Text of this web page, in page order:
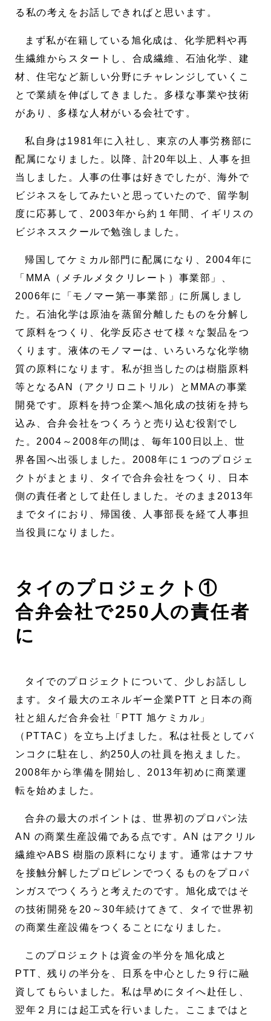
る私の考えをお話しできればと思います。
まず私が在籍している旭化成は、化学肥料や再
生繊維からスタートし、合成繊維、石油化学、建
材、住宅など新しい分野にチャレンジしていくこ
とで業績を伸ばしてきました。多様な事業や技術
があり、多様な人材がいる会社です。
私自身は1981年に入社し、東京の人事労務部に
配属になりました。以降、計20年以上、人事を担
当しました。人事の仕事は好きでしたが、海外で
ビジネスをしてみたいと思っていたので、留学制
度に応募して、2003年から約１年間、イギリスの
ビジネススクールで勉強しました。
帰国してケミカル部門に配属になり、2004年に
「MMA（メチルメタクリレート）事業部」、
2006年に「モノマー第一事業部」に所属しまし
た。石油化学は原油を蒸留分離したものを分解し
て原料をつくり、化学反応させて様々な製品をつ
くります。液体のモノマーは、いろいろな化学物
質の原料になります。私が担当したのは樹脂原料
等となるAN（アクリロニトリル）とMMAの事業
開発です。原料を持つ企業へ旭化成の技術を持ち
込み、合弁会社をつくろうと売り込む役割でし
た。2004～2008年の間は、毎年100日以上、世
界各国へ出張しました。2008年に１つのプロジェ
クトがまとまり、タイで合弁会社をつくり、日本
側の責任者として赴任しました。そのまま2013年
までタイにおり、帰国後、人事部長を経て人事担
当役員になりました。
タイのプロジェクト①
合弁会社で250人の責任者
に
タイでのプロジェクトについて、少しお話しし
ます。タイ最大のエネルギー企業PTT と日本の商
社と組んだ合弁会社「PTT 旭ケミカル」
（PTTAC）を立ち上げました。私は社長としてバ
ンコクに駐在し、約250人の社員を抱えました。
2008年から準備を開始し、2013年初めに商業運
転を始めました。
合弁の最大のポイントは、世界初のプロパン法
AN の商業生産設備である点です。AN はアクリル
繊維やABS 樹脂の原料になります。通常はナフサ
を接触分解したプロピレンでつくるものをプロパ
ンガスでつくろうと考えたのです。旭化成ではそ
の技術開発を20～30年続けてきて、タイで世界初
の商業生産設備をつくることになりました。
このプロジェクトは資金の半分を旭化成と
PTT、残りの半分を、日系を中心とした９行に融
資してもらいました。私は早めにタイへ赴任し、
翌年２月には起工式を行いました。ここまではと